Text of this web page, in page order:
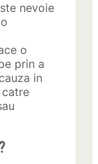
nevoie
o
prin a
in